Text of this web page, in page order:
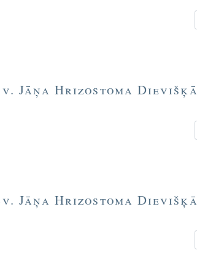
Jāņa Hrizostoma Dievišķā
Jāņa Hrizostoma Dievišķā